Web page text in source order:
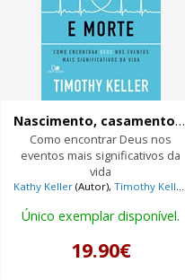
Nascimento, casamento e morte
Como encontrar Deus nos
eventos mais significativos da
vida
Kathy Keller (Autor),Timothy Keller
Único exemplar disponível.
19.90€